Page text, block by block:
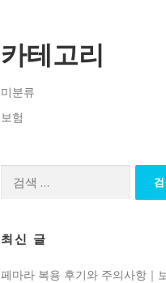
카테고리
미분류
보험
최신 글
페마라 복용 후기와 주의사항｜